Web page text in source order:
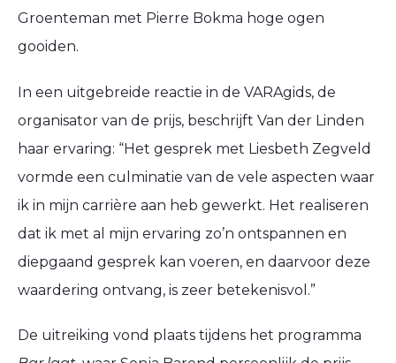
Groenteman met Pierre Bokma hoge ogen
gooiden.
In een uitgebreide reactie in de VARAgids, de
organisator van de prijs, beschrijft Van der Linden
haar ervaring: “Het gesprek met Liesbeth Zegveld
vormde een culminatie van de vele aspecten waar
ik in mijn carrière aan heb gewerkt. Het realiseren
dat ik met al mijn ervaring zo’n ontspannen en
diepgaand gesprek kan voeren, en daarvoor deze
waardering ontvang, is zeer betekenisvol.”
De uitreiking vond plaats tijdens het programma